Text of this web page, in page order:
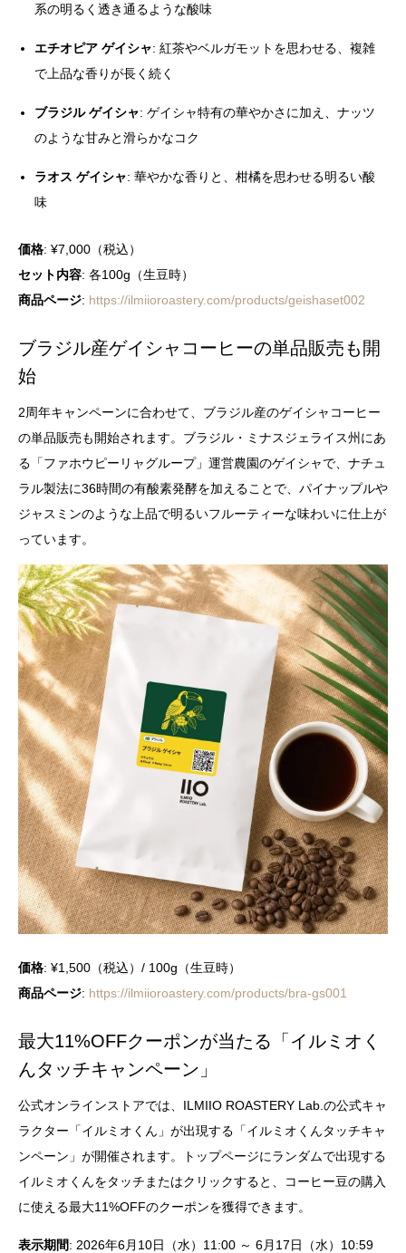
系の明るく透き通るような酸味
エチオピア ゲイシャ: 紅茶やベルガモットを思わせる、複雑
で上品な香りが長く続く
ブラジル ゲイシャ: ゲイシャ特有の華やかさに加え、ナッツ
のような甘みと滑らかなコク
ラオス ゲイシャ: 華やかな香りと、柑橘を思わせる明るい酸
味
価格: ¥7,000（税込）
セット内容: 各100g（生豆時）
商品ページ: https://ilmiioroastery.com/products/geishaset002
ブラジル産ゲイシャコーヒーの単品販売も開
始
2周年キャンペーンに合わせて、ブラジル産のゲイシャコーヒー
の単品販売も開始されます。ブラジル・ミナスジェライス州にあ
る「ファホウピーリャグループ」運営農園のゲイシャで、ナチュ
ラル製法に36時間の有酸素発酵を加えることで、パイナップルや
ジャスミンのような上品で明るいフルーティーな味わいに仕上が
っています。
価格: ¥1,500（税込）/ 100g（生豆時）
商品ページ: https://ilmiioroastery.com/products/bra-gs001
最大11%OFFクーポンが当たる「イルミオく
んタッチキャンペーン」
公式オンラインストアでは、ILMIIO ROASTERY Lab.の公式キャ
ラクター「イルミオくん」が出現する「イルミオくんタッチキャ
ンペーン」が開催されます。トップページにランダムで出現する
イルミオくんをタッチまたはクリックすると、コーヒー豆の購入
に使える最大11%OFFのクーポンを獲得できます。
表示期間: 2026年6月10日（水）11:00 ～ 6月17日（水）10:59